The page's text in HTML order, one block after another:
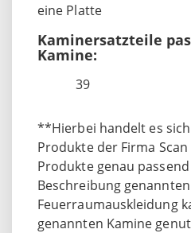
eine Platte
Kaminersatzteile
Kamine:
39
**Hierbei handelt es
Produkte der Firma
Produkte genau
Beschreibung
Feuerraumauskleidung
genannten Kamine